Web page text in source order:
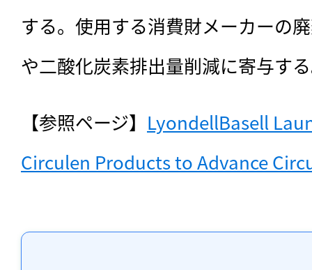
する。使用する消費財メーカーの
や二酸化炭素排出量削減に寄与す
【参照ページ】 LyondellBasell
Circulen Products to Advance